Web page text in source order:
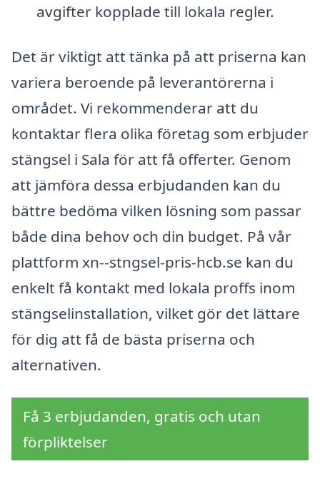
avgifter kopplade till lokala regler.
Det är viktigt att tänka på att priserna kan
variera beroende på leverantörerna i
området. Vi rekommenderar att du
kontaktar flera olika företag som erbjuder
stängsel i Sala för att få offerter. Genom
att jämföra dessa erbjudanden kan du
bättre bedöma vilken lösning som passar
både dina behov och din budget. På vår
plattform xn--stngsel-pris-hcb.se kan du
enkelt få kontakt med lokala proffs inom
stängselinstallation, vilket gör det lättare
för dig att få de bästa priserna och
alternativen.
Få 3 erbjudanden, gratis och utan
förpliktelser